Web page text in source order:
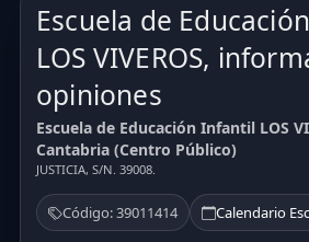
Escuela de
LOS VIVEROS,
opiniones
Escuela de Educación Infantil LOS
Cantabria (Centro Público)
JUSTICIA, S/N. 39008.
Código: 39011414 Calendario